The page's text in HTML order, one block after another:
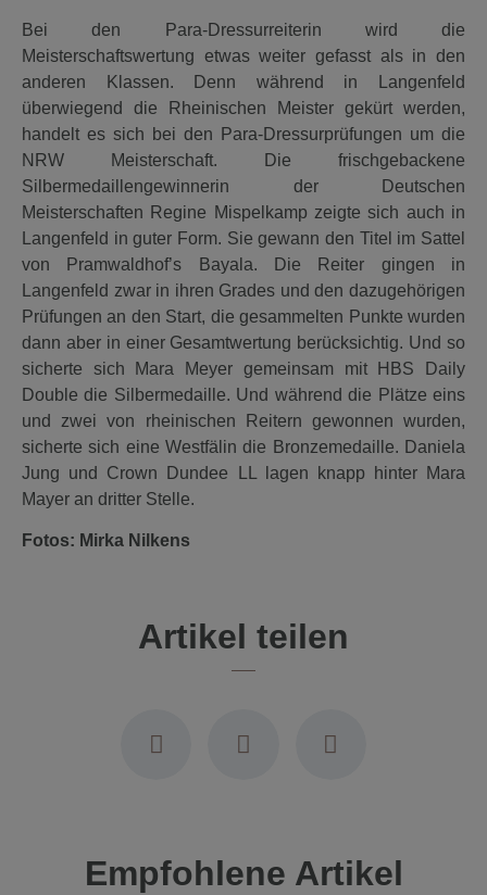
Bei den Para-Dressurreiterin wird die
Meisterschaftswertung etwas weiter gefasst als in den
anderen Klassen. Denn während in Langenfeld
überwiegend die Rheinischen Meister gekürt werden,
handelt es sich bei den Para-Dressurprüfungen um die
NRW Meisterschaft. Die frischgebackene
Silbermedaillengewinnerin der Deutschen
Meisterschaften Regine Mispelkamp zeigte sich auch in
Langenfeld in guter Form. Sie gewann den Titel im Sattel
von Pramwaldhof’s Bayala. Die Reiter gingen in
Langenfeld zwar in ihren Grades und den dazugehörigen
Prüfungen an den Start, die gesammelten Punkte wurden
dann aber in einer Gesamtwertung berücksichtig. Und so
sicherte sich Mara Meyer gemeinsam mit HBS Daily
Double die Silbermedaille. Und während die Plätze eins
und zwei von rheinischen Reitern gewonnen wurden,
sicherte sich eine Westfälin die Bronzemedaille. Daniela
Jung und Crown Dundee LL lagen knapp hinter Mara
Mayer an dritter Stelle.
Fotos: Mirka Nilkens
Artikel teilen
Empfohlene Artikel